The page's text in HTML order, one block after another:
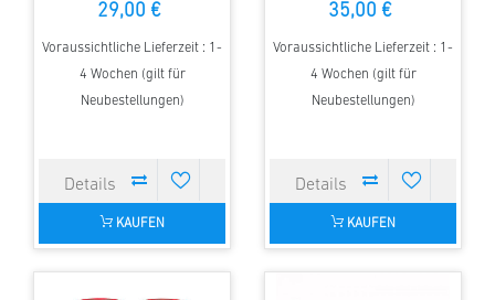
29,00 €
Voraussichtliche Lieferzeit : 1-
4 Wochen (gilt für
Neubestellungen)
KAUFEN
35,00 €
Voraussichtliche Lieferzeit : 1-
4 Wochen (gilt für
Neubestellungen)
KAUFEN